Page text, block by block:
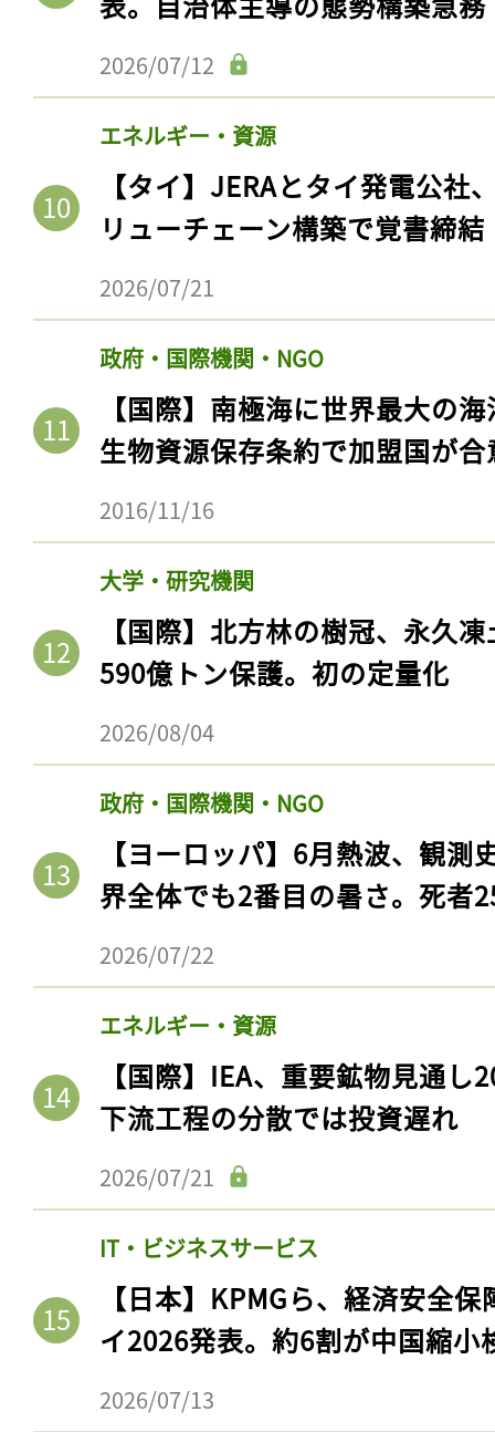
2026/07/12
エネルギー・資源
【タイ】JERAとタイ発電公社
リューチェーン構築で覚書締結
2026/07/21
政府・国際機関・NGO
【国際】南極海に世界最大の
生物資源保存条約で加盟国が合
2016/11/16
大学・研究機関
【国際】北方林の樹冠、永久
590億トン保護。初の定量化
2026/08/04
政府・国際機関・NGO
【ヨーロッパ】6月熱波、観
界全体でも2番目の暑さ。死者
2026/07/22
エネルギー・資源
【国際】IEA、重要鉱物見通
下流工程の分散では投資遅れ
2026/07/21
IT・ビジネスサービス
【日本】KPMGら、経済安全
イ2026発表。約6割が中国縮小
2026/07/13
記事をお気に入りに